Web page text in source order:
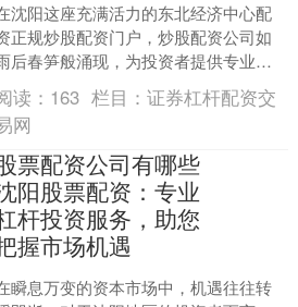
沈阳这座充满活力的东北经济中心配
正规炒股配资门户，炒股配资公司如
后春笋般涌现，为投资者提供专业的
杆投资服务。这些公司通过资金杠杆
大投资者的交易规模，旨....
读： 163 栏目：证券杠杆配资交
网
票配资公司有哪些
阳股票配资：专业
杆投资服务，助您
握市场机遇
瞬息万变的资本市场中，机遇往往转